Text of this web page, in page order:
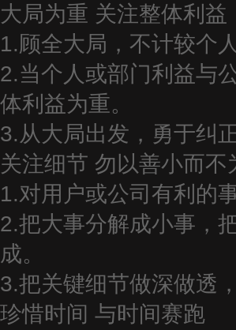
大局为重 关注整体利益
1.顾全大局，不计较个
2.当个人或部门利益与
体利益为重。
3.从大局出发，勇于纠
关注细节 勿以善小而不
1.对用户或公司有利的
2.把大事分解成小事，
成。
3.把关键细节做深做透
珍惜时间 与时间赛跑